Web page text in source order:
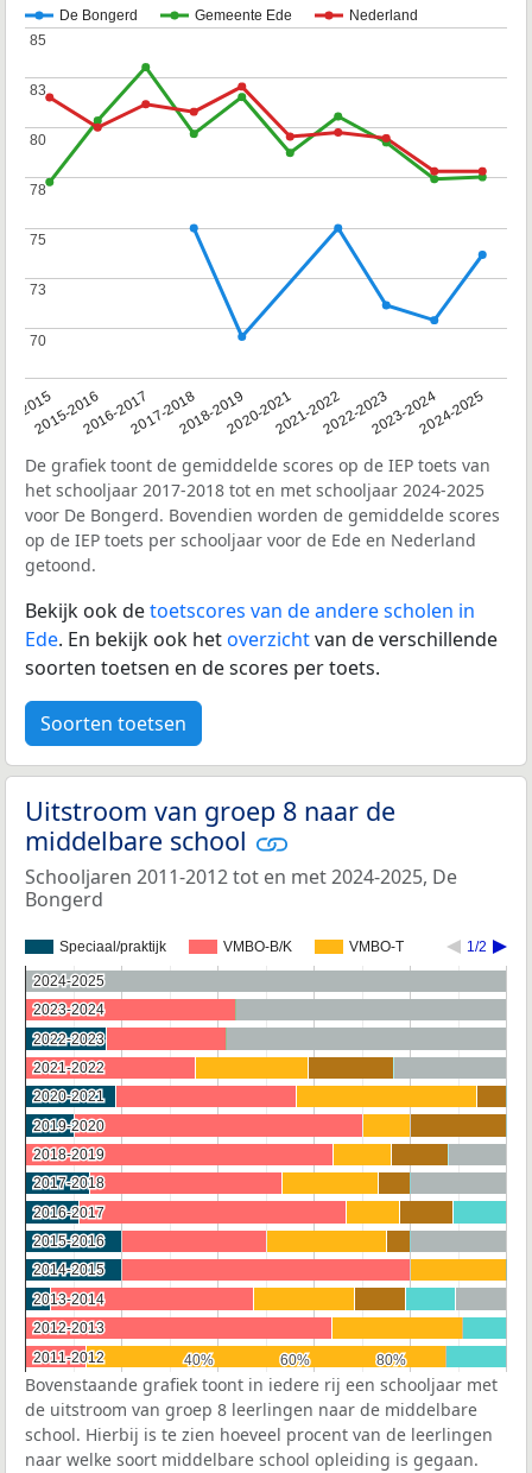
De Bongerd Gemeente Ede Nederland
2015
2015-20162016-20172017-20182018-20192020-20212021-20222022-20232023-20242024-2025
70
70
73
73
75
75
78
78
80
80
83
83
85
85
De grafiek toont de gemiddelde scores op de IEP toets van
het schooljaar 2017-2018 tot en met schooljaar 2024-2025
voor De Bongerd. Bovendien worden de gemiddelde scores
op de IEP toets per schooljaar voor de Ede en Nederland
getoond.
Bekijk ook detoetscores van de andere scholen in
Ede. En bekijk ook hetoverzichtvan de verschillende
soorten toetsen en de scores per toets.
Soorten toetsen
Uitstroom van groep 8 naar de
middelbare school
Schooljaren 2011-2012 tot en met 2024-2025, De
Bongerd
Speciaal/praktijk VMBO-B/K VMBO-T 1/2
40%
40% 60%
60% 80%
80%
2024-2025
2024-2025
2023-2024
2023-2024
2022-2023
2022-2023
2021-2022
2021-2022
2020-2021
2020-2021
2019-2020
2019-2020
2018-2019
2018-2019
2017-2018
2017-2018
2016-2017
2016-2017
2015-2016
2015-2016
2014-2015
2014-2015
2013-2014
2013-2014
2012-2013
2012-2013
2011-2012
2011-2012
Bovenstaande grafiek toont in iedere rij een schooljaar met
de uitstroom van groep 8 leerlingen naar de middelbare
school. Hierbij is te zien hoeveel procent van de leerlingen
naar welke soort middelbare school opleiding is gegaan.